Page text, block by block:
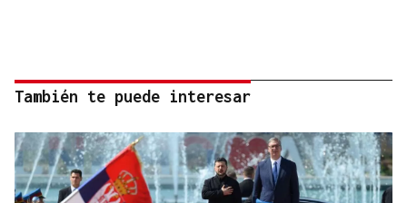
También te puede interesar